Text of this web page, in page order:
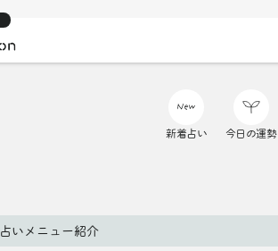
新着占い 今日の運勢
占いメニュー紹介